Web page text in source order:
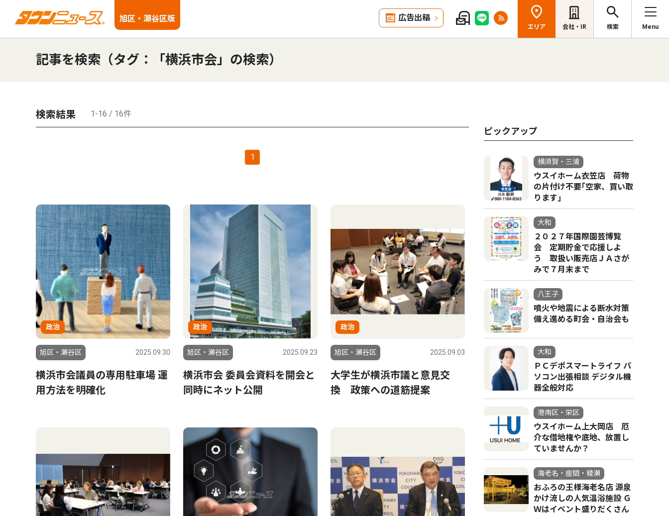
旭区・瀬谷区版 広告出稿
エリア 会社・IR 検索 Menu
記事を検索（タグ：「横浜市会」の検索）
検索結果 1-16 / 16件
1
政治
旭区・瀬谷区 2025.09.30
横浜市会議員の専用駐車場 運
用方法を明確化
政治
旭区・瀬谷区 2025.09.23
横浜市会 委員会資料を開会と
同時にネット公開
政治
旭区・瀬谷区 2025.09.03
大学生が横浜市議と意見交
換 政策への道筋提案
ピックアップ
横須賀・三浦
ウスイホーム衣笠店 荷物
の片付け不要｢空家、買い取
ります｣
大和
２０２７年国際園芸博覧
会 定期貯金で応援しよ
う 取扱い販売店ＪＡさが
みで７月末まで
八王子
噴火や地震による断水対策
備え進める町会・自治会も
大和
ＰＣデポスマートライフ パ
ソコン出張相談 デジタル機
器全般対応
港南区・栄区
ウスイホーム上大岡店 厄
介な借地権や底地、放置し
ていませんか？
海老名・座間・綾瀬
おふろの王様海老名店 源泉
かけ流しの人気温浴施設 Ｇ
Ｗはイベント盛りだくさん